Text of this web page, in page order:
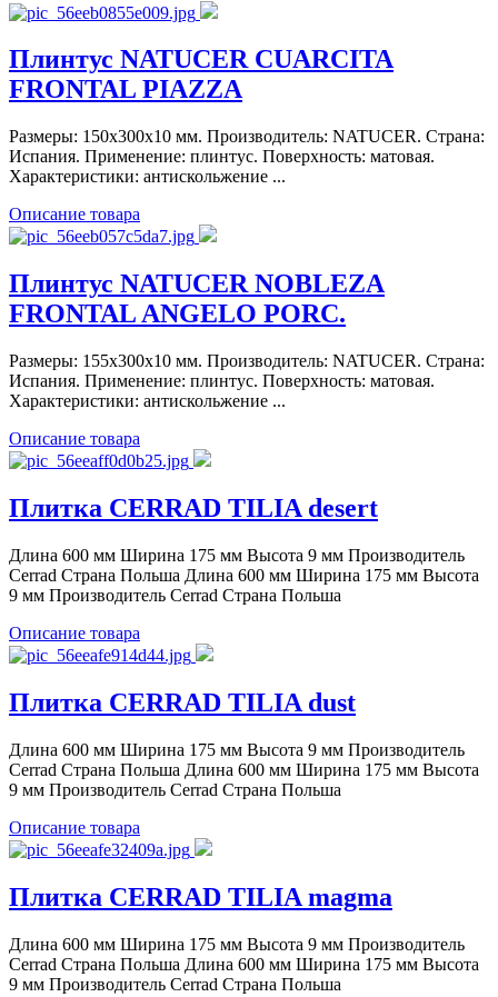
Плинтус NATUCER CUARCITA
FRONTAL PIAZZA
Размеры: 150x300x10 мм. Производитель: NATUCER. Страна:
Испания. Применение: плинтус. Поверхность: матовая.
Характеристики: антискольжение ...
Описание товара
Плинтус NATUCER NOBLEZA
FRONTAL ANGELO PORC.
Размеры: 155x300x10 мм. Производитель: NATUCER. Страна:
Испания. Применение: плинтус. Поверхность: матовая.
Характеристики: антискольжение ...
Описание товара
Плитка CERRAD TILIA desert
Длина 600 мм Ширина 175 мм Высота 9 мм Производитель
Cerrad Страна Польша Длина 600 мм Ширина 175 мм Высота
9 мм Производитель Cerrad Страна Польша
Описание товара
Плитка CERRAD TILIA dust
Длина 600 мм Ширина 175 мм Высота 9 мм Производитель
Cerrad Страна Польша Длина 600 мм Ширина 175 мм Высота
9 мм Производитель Cerrad Страна Польша
Описание товара
Плитка CERRAD TILIA magma
Длина 600 мм Ширина 175 мм Высота 9 мм Производитель
Cerrad Страна Польша Длина 600 мм Ширина 175 мм Высота
9 мм Производитель Cerrad Страна Польша